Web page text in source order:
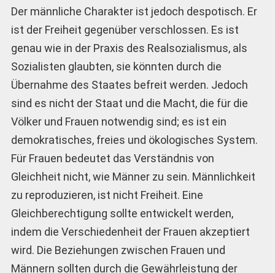
Der männliche Charakter ist jedoch despotisch. Er
ist der Freiheit gegenüber verschlossen. Es ist
genau wie in der Praxis des Realsozialismus, als
Sozialisten glaubten, sie könnten durch die
Übernahme des Staates befreit werden. Jedoch
sind es nicht der Staat und die Macht, die für die
Völker und Frauen notwendig sind; es ist ein
demokratisches, freies und ökologisches System.
Für Frauen bedeutet das Verständnis von
Gleichheit nicht, wie Männer zu sein. Männlichkeit
zu reproduzieren, ist nicht Freiheit. Eine
Gleichberechtigung sollte entwickelt werden,
indem die Verschiedenheit der Frauen akzeptiert
wird. Die Beziehungen zwischen Frauen und
Männern sollten durch die Gewährleistung der